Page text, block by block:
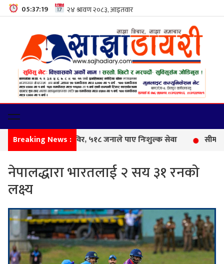
05:37:20
Breaking News :
नेपालद्धारा भारतलाई २ सय ३१ रनको
लक्ष्य